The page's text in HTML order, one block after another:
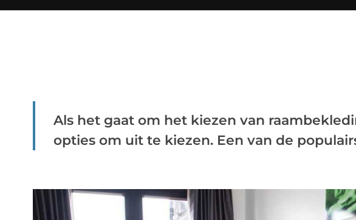
Als het gaat om het kiezen van
opties om uit te kiezen. Een van de